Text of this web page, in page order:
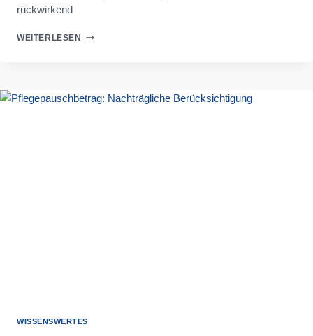
rückwirkend
WEITERLESEN
CORONAVIRUS:
WISSENSWERTES